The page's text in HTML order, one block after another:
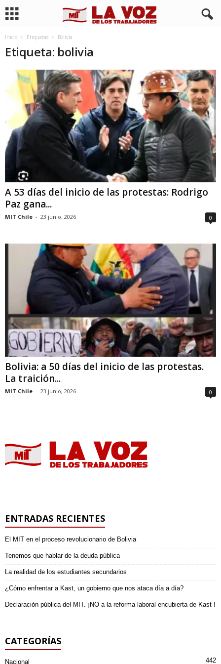
Inicio Etiquetas Bolivia
Etiqueta: bolivia
A 53 días del inicio de las protestas: Rodrigo
Paz gana...
MIT Chile - 23 junio, 2026 0
Bolivia: a 50 días del inicio de las protestas.
La traición...
MIT Chile - 23 junio, 2026 0
ENTRADAS RECIENTES
El MIT en el proceso revolucionario de Bolivia
Tenemos que hablar de la deuda pública
La realidad de los estudiantes secundarios
¿Cómo enfrentar a Kast, un gobierno que nos ataca día a día?
Declaración pública del MIT. ¡NO a la reforma laboral encubierta de Kast !
CATEGORÍAS
Nacional 442